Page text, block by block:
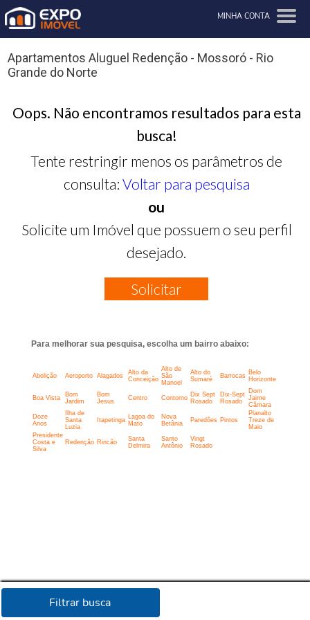
MINHA CONTA
Filtrar busca
Apartamentos Aluguel Redenção - Mossoró - Rio
Grande do Norte
Oops. Não encontramos resultados para esta
busca!
Tente restringir menos os parâmetros de
consulta: Voltar para pesquisa
ou
Solicite um Imóvel que possuem o seu perfil
desejado.
Solicitar
Para melhorar sua pesquisa, escolha um bairro abaixo:
Abolição Aeroporto Alagados
Alto da
Conceição
Alto de
São
Manoel
Alto do
Sumaré
Barrocas Belo
Horizonte
Boa Vista
Bom
Jardim
Bom
Jesus
Centro Contorno Dix Sept
Rosado
Dix-Sept
Rosado
Dom
Jaime
Câmara
Doze
Anos
Ilha de
Santa
Luzia
Itapetinga
Lagoa do
Mato
Nova
Betânia
Paredões Pintos
Planalto
Treze de
Maio
Presidente
Costa e
Silva
Redenção Rincão
Santa
Delmira
Santo
Antônio
Vingt
Rosado